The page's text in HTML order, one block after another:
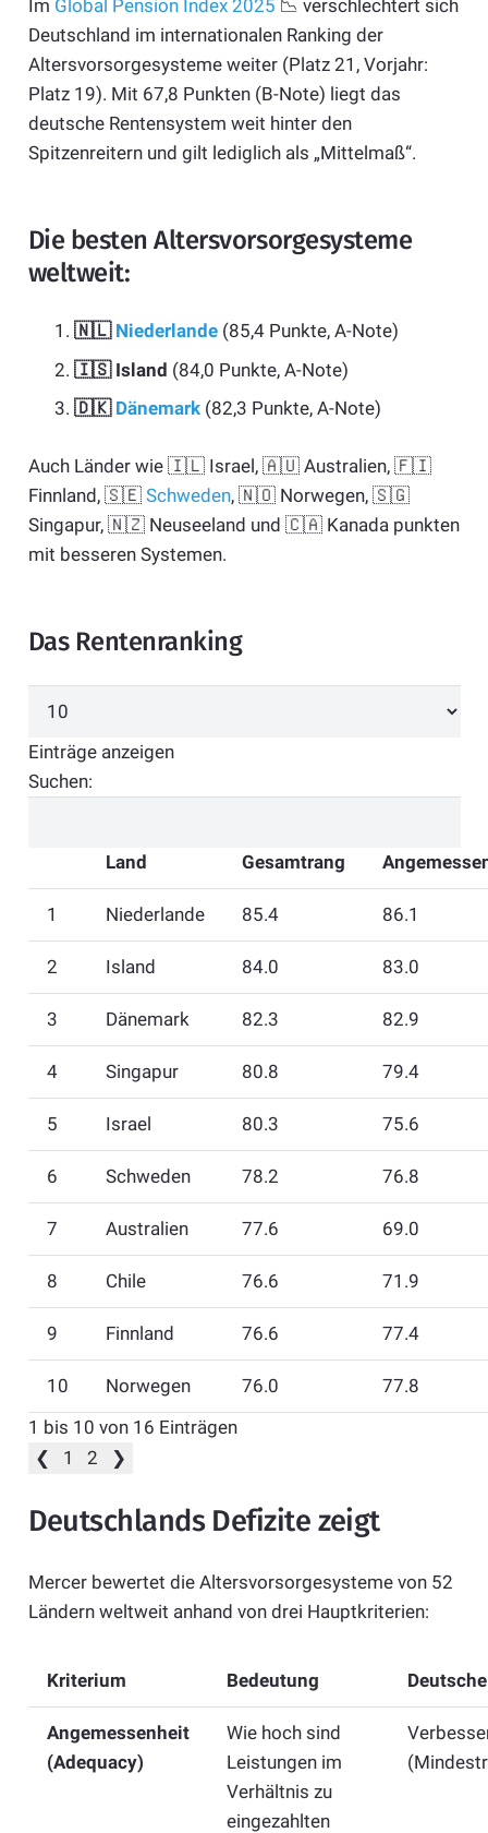
Im Global Pension Index 2025 📉 verschlechtert sich
Deutschland im internationalen Ranking der
Altersvorsorgesysteme weiter (Platz 21, Vorjahr:
Platz 19). Mit 67,8 Punkten (B-Note) liegt das
deutsche Rentensystem weit hinter den
Spitzenreitern und gilt lediglich als „Mittelmaß“.
Die besten Altersvorsorgesysteme
weltweit:
🇳🇱 Niederlande (85,4 Punkte, A-Note)
🇮🇸 Island (84,0 Punkte, A-Note)
🇩🇰 Dänemark (82,3 Punkte, A-Note)
Auch Länder wie 🇮🇱 Israel, 🇦🇺 Australien, 🇫🇮
Finnland, 🇸🇪 Schweden, 🇳🇴 Norwegen, 🇸🇬
Singapur, 🇳🇿 Neuseeland und 🇨🇦 Kanada punkten
mit besseren Systemen.
Das Rentenranking
Einträge anzeigen
Suchen:
Land Gesamtrang
1 Niederlande 85.4 86.1
2 Island 84.0 83.0
3 Dänemark 82.3 82.9
4 Singapur 80.8 79.4
5 Israel 80.3 75.6
6 Schweden 78.2 76.8
7 Australien 77.6 69.0
8 Chile 76.6 71.9
9 Finnland 76.6 77.4
10 Norwegen 76.0
77.8
1 bis 10 von 16 Einträgen
❮
1 2 ❯
Deutschlands Defizite zeigt
Mercer bewertet die Altersvorsorgesysteme von 52
Ländern weltweit anhand von drei Hauptkriterien:
Kriterium Bedeutung
Angemessenheit
(Adequacy)
Wie hoch sind
Leistungen im
Verhältnis zu
eingezahlten